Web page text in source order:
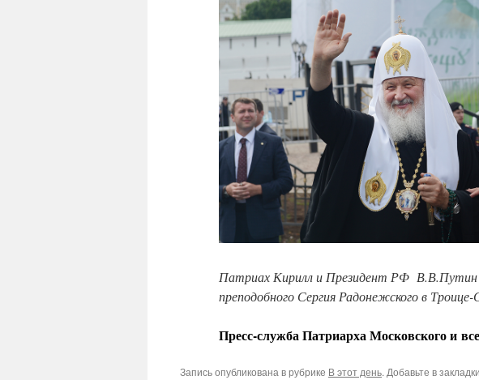
Патриах Кирилл и Президент РФ В.В.Путин
преподобного Сергия Радонежского в Троице-
Пресс-служба Патриарха Московского и
Запись опубликована в рубрике В этот день. Добавьте в закладки